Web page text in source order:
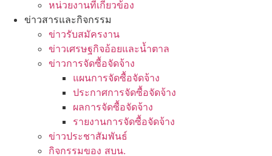
หน่วยงานที่เกี่ยวข้อง
ข่าวสารและกิจกรรม
ข่าวรับสมัครงาน
ข่าวเศรษฐกิจอ้อยและน้ำตาล
ข่าวการจัดซื้อจัดจ้าง
แผนการจัดซื้อจัดจ้าง
ประกาศการจัดซื้อจัดจ้าง
ผลการจัดซื้อจัดจ้าง
รายงานการจัดซื้อจัดจ้าง
ข่าวประชาสัมพันธ์
กิจกรรมของ สบน.